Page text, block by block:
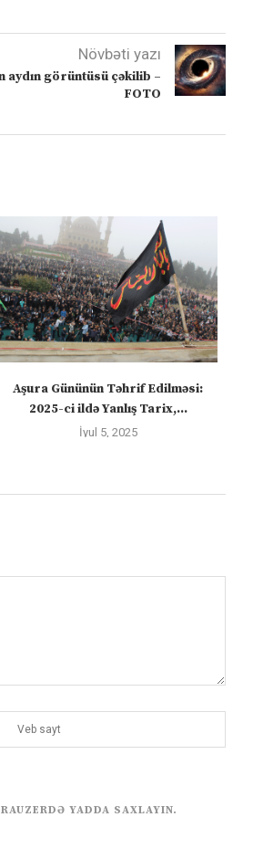
Növbəti yazı
aydın görüntüsü çəkilib –
FOTO
Aşura Gününün Təhrif Edilməsi:
2025-ci ildə Yanlış Tarix,...
İyul 5, 2025
YADDA SAXLAYIN.